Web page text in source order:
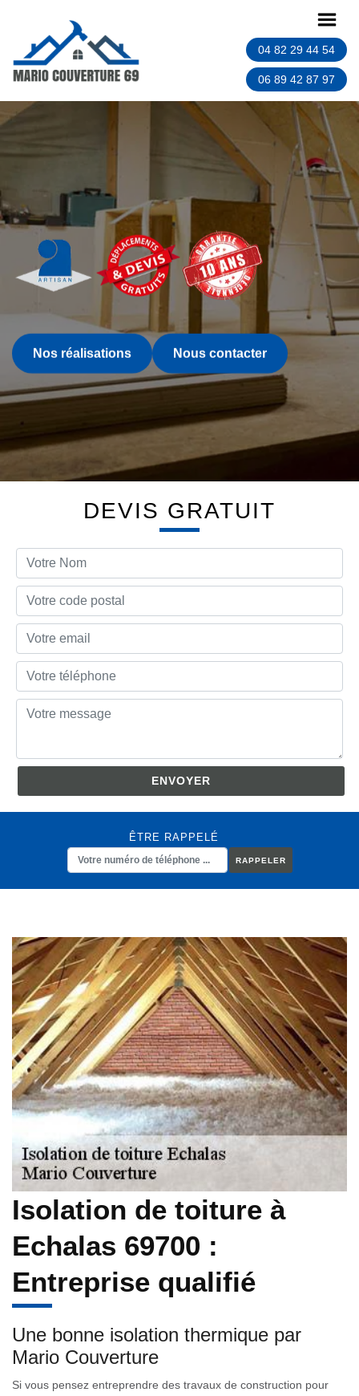
04 82 29 44 54
06 89 42 87 97
Nos réalisations Nous contacter
DEVIS GRATUIT
ÊTRE RAPPELÉ
Isolation de toiture à
Echalas 69700 :
Entreprise qualifié
Une bonne isolation thermique par
Mario Couverture
Si vous pensez entreprendre des travaux de construction pour